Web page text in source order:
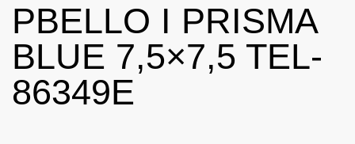
PBELLO I PRISMA
BLUE 7,5×7,5 TEL-
86349E